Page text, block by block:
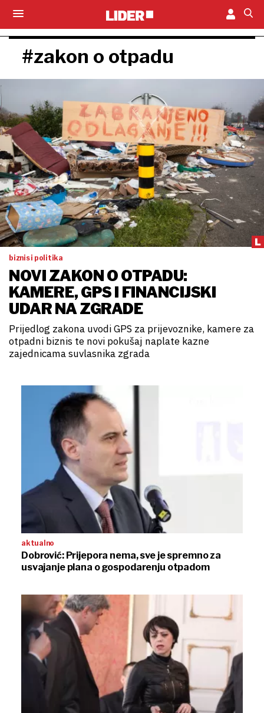
#zakon o otpadu
biznis i politika
NOVI ZAKON O OTPADU:
KAMERE, GPS I FINANCIJSKI
UDAR NA ZGRADE
Prijedlog zakona uvodi GPS za prijevoznike, kamere za
otpadni biznis te novi pokušaj naplate kazne
zajednicama suvlasnika zgrada
aktualno
Dobrović: Prijepora nema, sve je spremno za
usvajanje plana o gospodarenju otpadom